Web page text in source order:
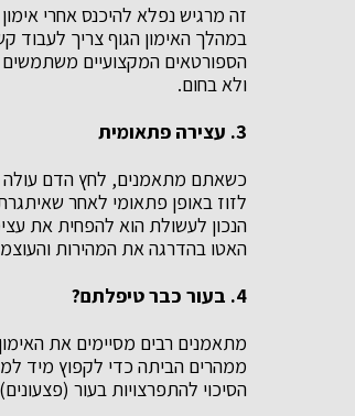
זה מרגיש נפלא להיכנס אחרי
במהלך האימון הגוף צריך לעבוד
הספורטאים המקצועיים
ולא בחום.
3. עצירה פתאומית
כשאתם מתאמנים, לחץ הדם עולה
לזוז באופן פתאומי לאחר
הנכון לעשולת הוא להפחית את
האטו בהדרגה את המהירות והעוצמה במשך 10 דקות עד שתגיעו
4. בעור כבר טיפלתם?
מתאמנים רבים מסיימים את
ממהרים הביתה כדי לקפוץ מיד
הסיכוי להתפרצויות בעור